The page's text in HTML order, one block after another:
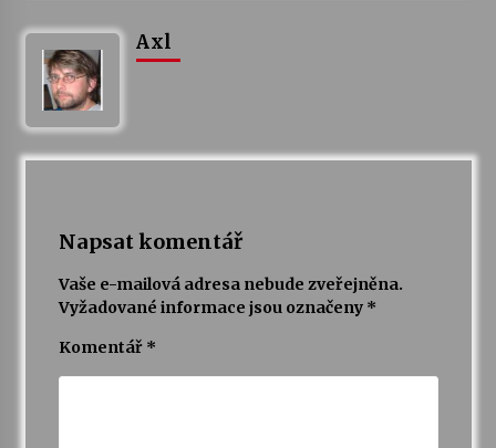
Letní koncerty ve Stromovce: Kolchoz a
Jenakaši
23. 7. 2026
Letní koncerty ve Stromovce: Rufus Miller
Vysočinka
Axl
Napsat komentář
Vaše e-mailová adresa nebude zveřejněna.
Vyžadované informace jsou označeny *
Komentář *